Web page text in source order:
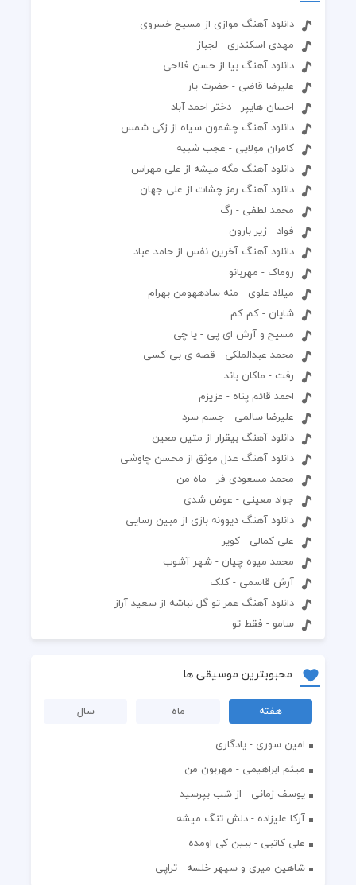
دانلود آهنگ موازی از مسیح خسروی
مهدی اسکندری - لجباز
دانلود آهنگ بیا از حسن فلاحی
علیرضا قاضی - حضرت یار
احسان هایپر - دختر احمد آباد
دانلود آهنگ چشمون سیاه از زکی شمس
کامران مولایی - عجب شبیه
دانلود آهنگ مگه میشه از علی مهراس
دانلود آهنگ رمز چشات از علی جهان
محمد لطفی - رگ
فواد - زیر بارون
دانلود آهنگ آخرین نفس از حامد عباد
روماک - مهربانو
میلاد علوی - منه سادههومن بهرام
شایان - کم کم
مسیح و آرش ای پی - یا چی
محمد عبدالملکی - قصه ی بی کسی
رفت - ماکان باند
احمد قائم پناه - عزیزم
علیرضا سالمی - جسم سرد
دانلود آهنگ بیقرار از متین معین
دانلود آهنگ عدل موثق از محسن چاوشی
محمد مسعودی فر - ماه من
جواد معینی - عوض شدی
دانلود آهنگ دیوونه بازی از مبین رسایی
علی کمالی - کویر
محمد میوه چیان - شهر آشوب
آرش قاسمی - کلک
دانلود آهنگ عمر تو گل نباشه از سعید آراز
سامو - فقط تو
محبوبترین موسیقی ها
هفته ماه
سال
امین سوری - یادگاری
میثم ابراهیمی - مهربون من
یوسف زمانی - از شب بپرسید
آرکا علیزاده - دلش تنگ میشه
علی کاتبی - ببین کی اومده
شاهین میری و سپهر خلسه - تراپی